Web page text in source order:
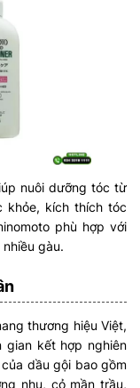
nuôi dưỡng tóc từ
khỏe, kích thích tóc
phù hợp với
gàu.
thương hiệu Việt,
gian kết hợp nghiên
dầu gội bao gồm
nhu, cỏ mần trầu,